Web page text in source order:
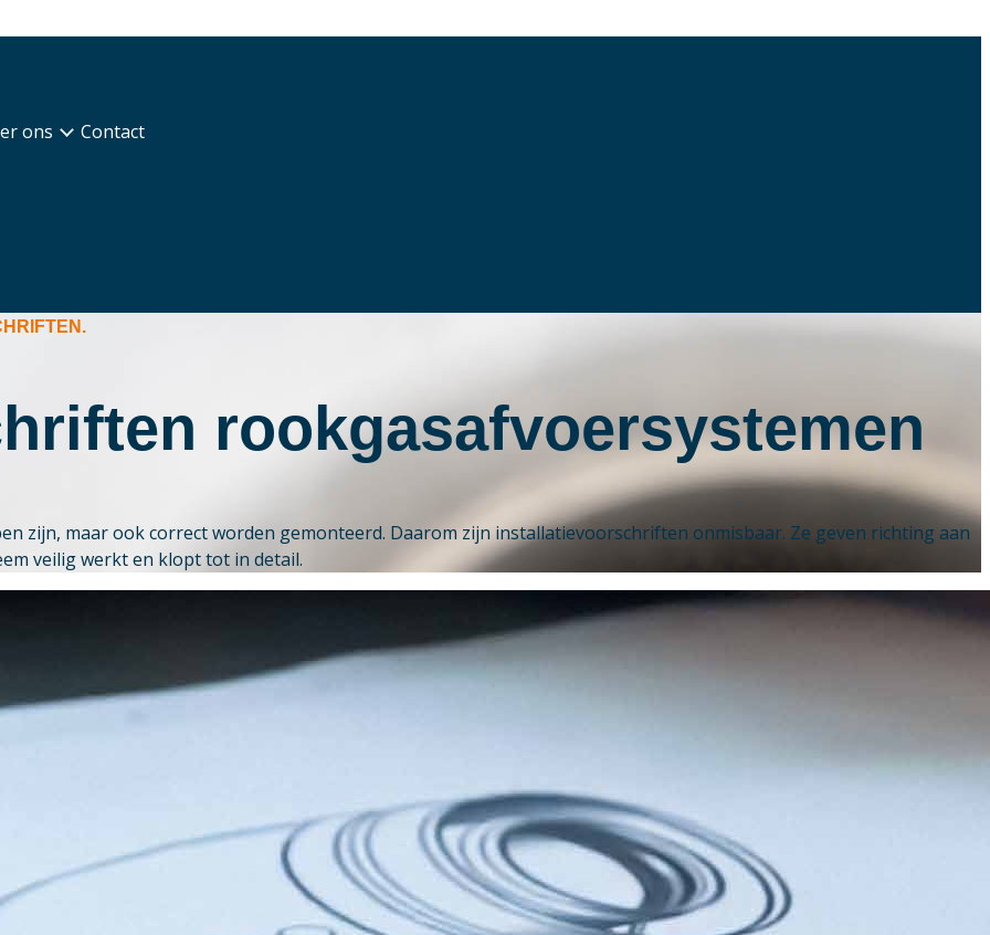
ons Contact
rookgasafvoersystemen
zijn, maar ook correct worden gemonteerd. Daarom zijn installatievoorschriften onmisbaar. Ze geven richting aan
veilig werkt en klopt tot in detail.